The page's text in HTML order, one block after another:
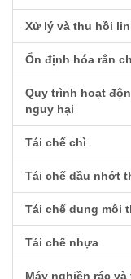
Xử lý và thu hồi
Ổn định hóa rắn
Quy trình hoạt
nguy hại
Tái chế chì
Tái chế dầu nhớt
Tái chế dung môi
Tái chế nhựa
Máy nghiền rác